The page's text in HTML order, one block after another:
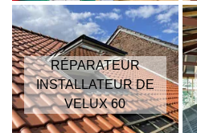
RÉPARATEUR
INSTALLATEUR DE
VELUX 60